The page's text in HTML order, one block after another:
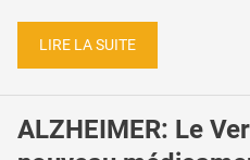
LIRE LA SUITE
ALZHEIMER: Le